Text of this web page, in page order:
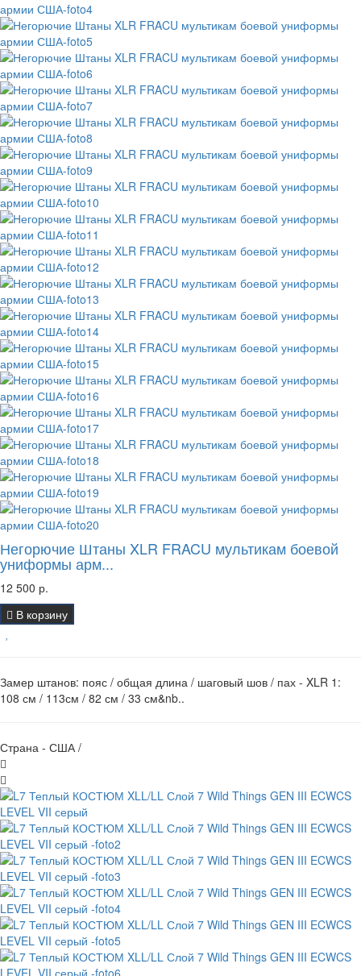
Негорючие Штаны XLR FRACU мультикам боевой
униформы арм...
12 500 р.
В корзину
Замер штанов: пояс / общая длина / шаговый шов / пах - XLR 1:
108 см / 113см / 82 см / 33 см&nb..
Страна - США /